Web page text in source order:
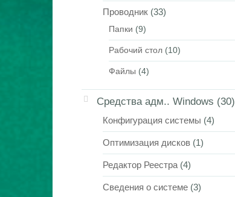
Проводник (33)
Папки (9)
Рабочий стол (10)
Файлы (4)
Средства адм.. Windows (30)
Конфигурация системы (4)
Оптимизация дисков (1)
Редактор Реестра (4)
Сведения о системе (3)